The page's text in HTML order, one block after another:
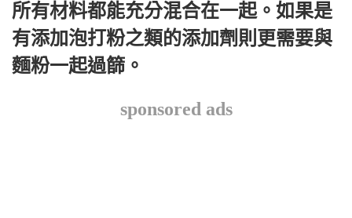
所有材料都能充分混合在一起。如果是
有添加泡打粉之類的添加劑則更需要與
麵粉一起過篩。
sponsored ads